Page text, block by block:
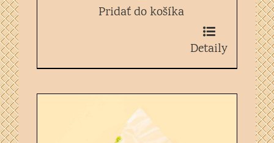
Pridať do košíka
Detaily